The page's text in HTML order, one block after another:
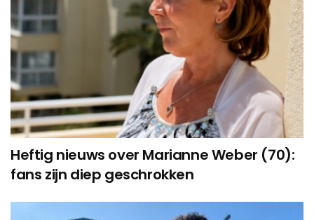
Heftig nieuws over Marianne Weber (70):
fans zijn diep geschrokken